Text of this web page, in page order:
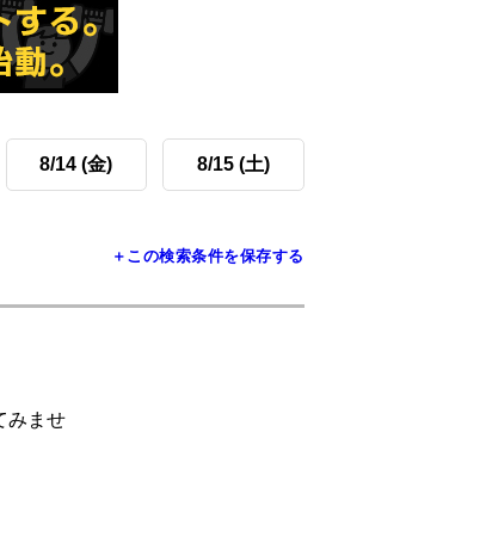
8/14 (金) 8/15 (土)
＋この検索条件を保存する
みませ